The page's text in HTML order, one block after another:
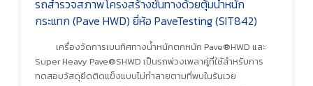
รถสำรวจสภาพโครงสร้างชั้นทางด้วยตุ้มน้ำหนัก
กระแทก (Pave HWD) ยี่ห้อ PaveTesting (SIT842)
เครื่องวัดการเบนทิศทางน้ำหนักตกหนัก Pave®HWD และ
Super Heavy Pave®SHWD เป็นรถพ่วงเพลาคู่ที่ใช้สำหรับการ
ทดสอบวัสดุยึดติดแข็งแบบไม่ทำลายตามที่พบในรันเวย